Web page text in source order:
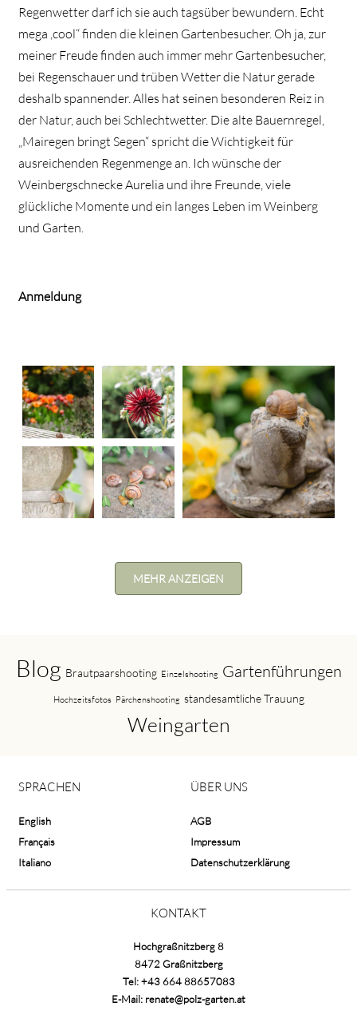
Regenwetter darf ich sie auch tagsüber bewundern. Echt
mega ,cool“ finden die kleinen Gartenbesucher. Oh ja, zur
meiner Freude finden auch immer mehr Gartenbesucher,
bei Regenschauer und trüben Wetter die Natur gerade
deshalb spannender. Alles hat seinen besonderen Reiz in
der Natur, auch bei Schlechtwetter. Die alte Bauernregel,
„Mairegen bringt Segen“ spricht die Wichtigkeit für
ausreichenden Regenmenge an. Ich wünsche der
Weinbergschnecke Aurelia und ihre Freunde, viele
glückliche Momente und ein langes Leben im Weinberg
und Garten.
Anmeldung
MEHR ANZEIGEN
Blog Brautpaarshooting Einzelshooting Gartenführungen
Hochzeitsfotos Pärchenshooting standesamtliche Trauung
Weingarten
SPRACHEN
English
Français
Italiano
ÜBER UNS
AGB
Impressum
Datenschutzerklärung
KONTAKT
Hochgraßnitzberg 8
8472 Graßnitzberg
Tel:+43 664 88657083
E-Mail: renate@polz-garten.at